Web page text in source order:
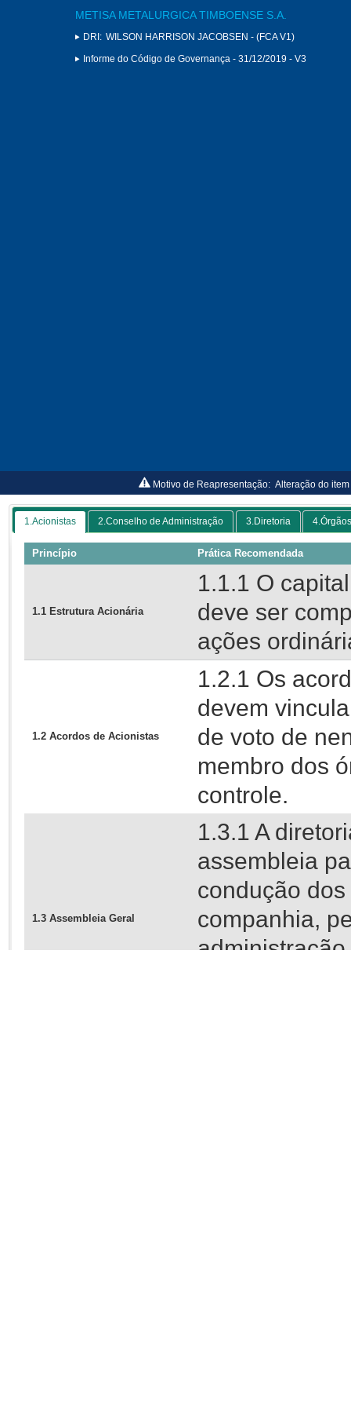
METISA METALURGICA TIMBOENSE S.A.
DRI: WILSON HARRISON JACOBSEN - (FCA V1)
Informe do Código de Governança - 31/12/2019 - V3
Motivo de Reapresentação: Alteração do